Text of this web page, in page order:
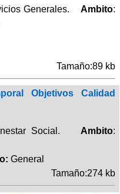
Generales. Ambito:
Tamaño:89 kb
Objetivos Calidad
Social. Ambito:
General
Tamaño:274 kb